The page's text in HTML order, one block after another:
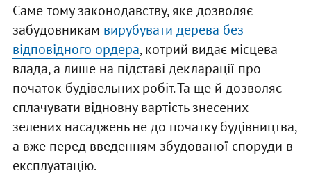
Саме тому законодавству, яке дозволяє
забудовникам вирубувати дерева без
відповідного ордера, котрий видає місцева
влада, а лише на підставі декларації про
початок будівельних робіт. Та ще й дозволяє
сплачувати відновну вартість знесених
зелених насаджень не до початку будівництва,
а вже перед введенням збудованої споруди в
експлуатацію.